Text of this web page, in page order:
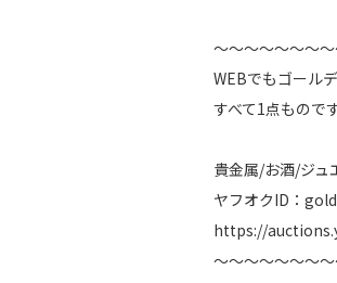
～～～～～～～
WEBでもゴール
すべて1点もので
貴金属/お酒/ジュ
ヤフオクID：
https://
～～～～～～～